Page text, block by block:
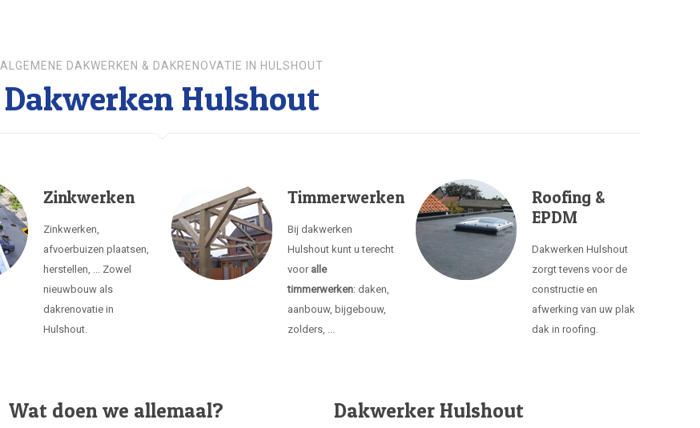
ALGEMENE DAKWERKEN & DAKRENOVATIE IN HULSHOUT
Dakwerken Hulshout
Zinkwerken
Zinkwerken,
afvoerbuizen plaatsen,
herstellen, ... Zowel
nieuwbouw als
dakrenovatie in
Hulshout.
Timmerwerken
Bij dakwerken
Hulshout kunt u terecht
voor alle
timmerwerken: daken,
aanbouw, bijgebouw,
zolders, ...
Roofing &
EPDM
Dakwerken Hulshout
zorgt tevens voor de
constructie en
afwerking van uw plak
dak in roofing.
Wat doen we allemaal? Dakwerker Hulshout